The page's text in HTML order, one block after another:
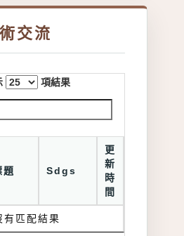
交流
項結果
題 Sdgs
更
新
時
間
有匹配結果